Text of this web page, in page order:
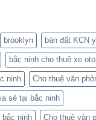
brooklyn bán đất KCN
bắc ninh cho thuê xe oto
ninh Cho thuê văn
sẻ tại bắc ninh
bắc ninh Cho thuê văn